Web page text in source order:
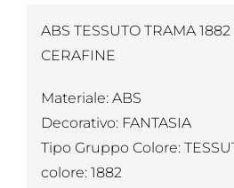
ABS TESSUTO TRAMA
CERAFINE
Materiale: ABS
Decorativo: FANTASIA
Tipo Gruppo Colore:
colore: 1882